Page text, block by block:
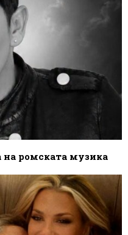
на ромската музика